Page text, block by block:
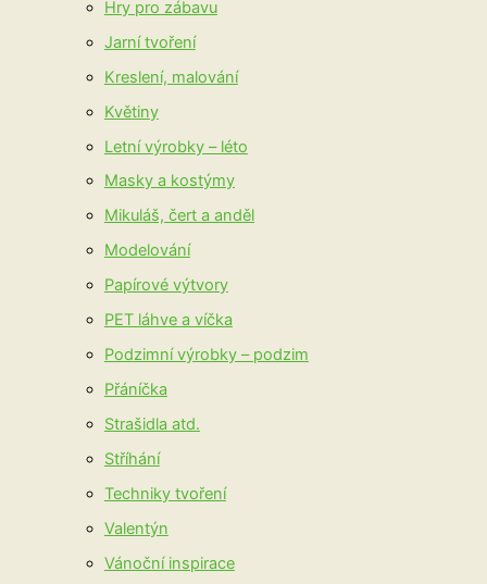
Hry pro zábavu
Jarní tvoření
Kreslení, malování
Květiny
Letní výrobky – léto
Masky a kostýmy
Mikuláš, čert a anděl
Modelování
Papírové výtvory
PET láhve a víčka
Podzimní výrobky – podzim
Přáníčka
Strašidla atd.
Stříhání
Techniky tvoření
Valentýn
Vánoční inspirace